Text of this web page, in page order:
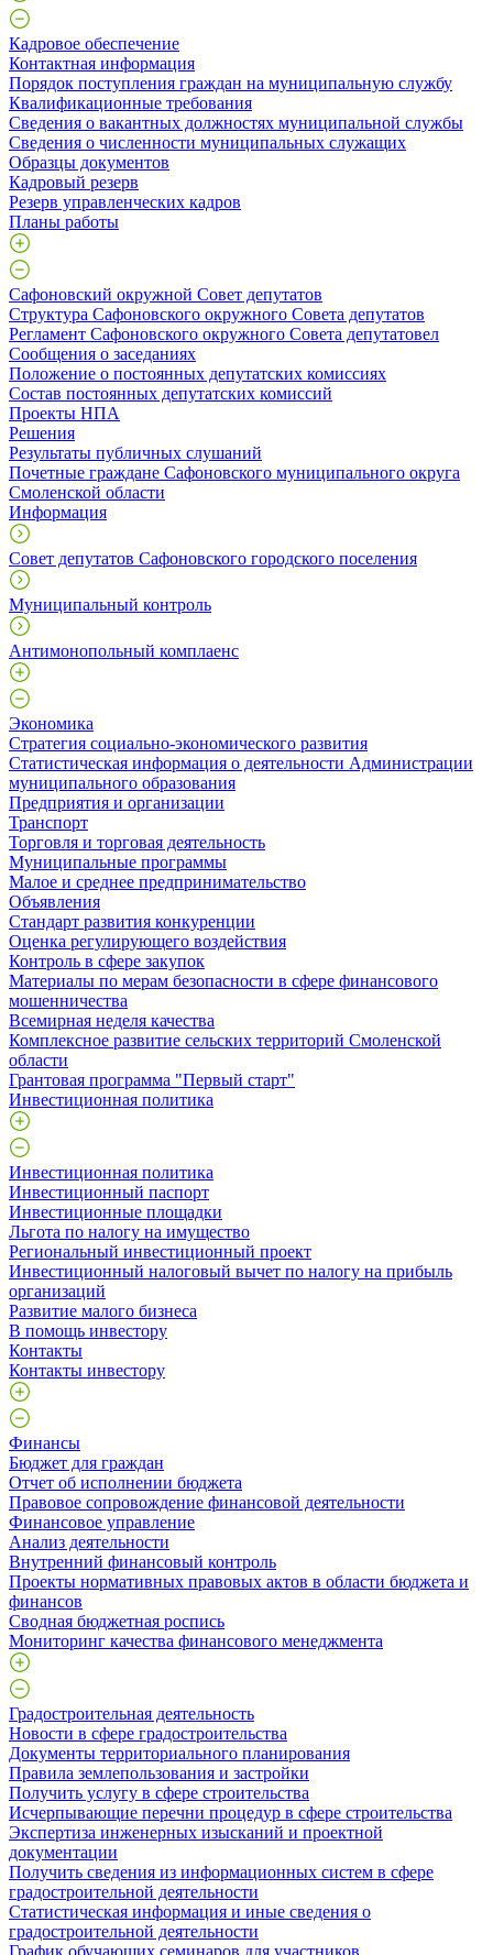
Кадровое обеспечение
Контактная информация
Порядок поступления граждан на муниципальную службу
Квалификационные требования
Сведения о вакантных должностях муниципальной службы
Сведения о численности муниципальных служащих
Образцы документов
Кадровый резерв
Резерв управленческих кадров
Планы работы
Сафоновский окружной Совет депутатов
Структура Сафоновского окружного Совета депутатов
Регламент Сафоновского окружного Совета депутатовел
Сообщения о заседаниях
Положение о постоянных депутатских комиссиях
Состав постоянных депутатских комиссий
Проекты НПА
Решения
Результаты публичных слушаний
Почетные граждане Сафоновского муниципального округа
Смоленской области
Информация
Совет депутатов Сафоновского городского поселения
Муниципальный контроль
Антимонопольный комплаенс
Экономика
Стратегия социально-экономического развития
Статистическая информация о деятельности Администрации
муниципального образования
Предприятия и организации
Транспорт
Торговля и торговая деятельность
Муниципальные программы
Малое и среднее предпринимательство
Объявления
Стандарт развития конкуренции
Оценка регулирующего воздействия
Контроль в сфере закупок
Материалы по мерам безопасности в сфере финансового
мошенничества
Всемирная неделя качества
Комплексное развитие сельских территорий Смоленской
области
Грантовая программа "Первый старт"
Инвестиционная политика
Инвестиционная политика
Инвестиционный паспорт
Инвестиционные площадки
Льгота по налогу на имущество
Региональный инвестиционный проект
Инвестиционный налоговый вычет по налогу на прибыль
организаций
Развитие малого бизнеса
В помощь инвестору
Контакты
Контакты инвестору
Финансы
Бюджет для граждан
Отчет об исполнении бюджета
Правовое сопровождение финансовой деятельности
Финансовое управление
Анализ деятельности
Внутренний финансовый контроль
Проекты нормативных правовых актов в области бюджета и
финансов
Сводная бюджетная роспись
Мониторинг качества финансового менеджмента
Градостроительная деятельность
Новости в сфере градостроительства
Документы территориального планирования
Правила землепользования и застройки
Получить услугу в сфере строительства
Исчерпывающие перечни процедур в сфере строительства
Экспертиза инженерных изысканий и проектной
документации
Получить сведения из информационных систем в сфере
градостроительной деятельности
Статистическая информация и иные сведения о
градостроительной деятельности
График обучающих семинаров для участников